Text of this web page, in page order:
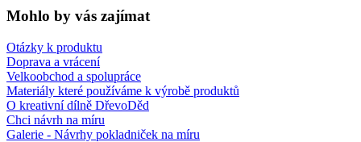
Mohlo by vás zajímat
Otázky k produktu
Doprava a vrácení
Velkoobchod a spolupráce
Materiály které používáme k výrobě produktů
O kreativní dílně DřevoDěd
Chci návrh na míru
Galerie - Návrhy pokladniček na míru